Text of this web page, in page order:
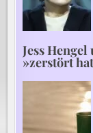
Jess
»zerstört